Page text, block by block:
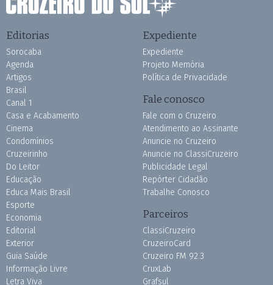
Editorias
Sorocaba
Agenda
Artigos
Brasil
Canal 1
Casa e Acabamento
Cinema
Condomínios
Cruzeirinho
Do Leitor
Educação
Educa Mais Brasil
Esporte
Economia
Editorial
Exterior
Guia Saúde
Informação Livre
Letra Viva
Expediente
Expediente
Projeto Memória
Política de Privacidade
Fale conosco
Fale com o Cruzeiro
Atendimento ao Assinante
Anuncie no Cruzeiro
Anuncie no ClassiCruzeiro
Publicidade Legal
Repórter Cidadão
Trabalhe Conosco
Parceiros
ClassiCruzeiro
CruzeiroCard
Cruzeiro FM 92.3
CruxLab
Grafsul